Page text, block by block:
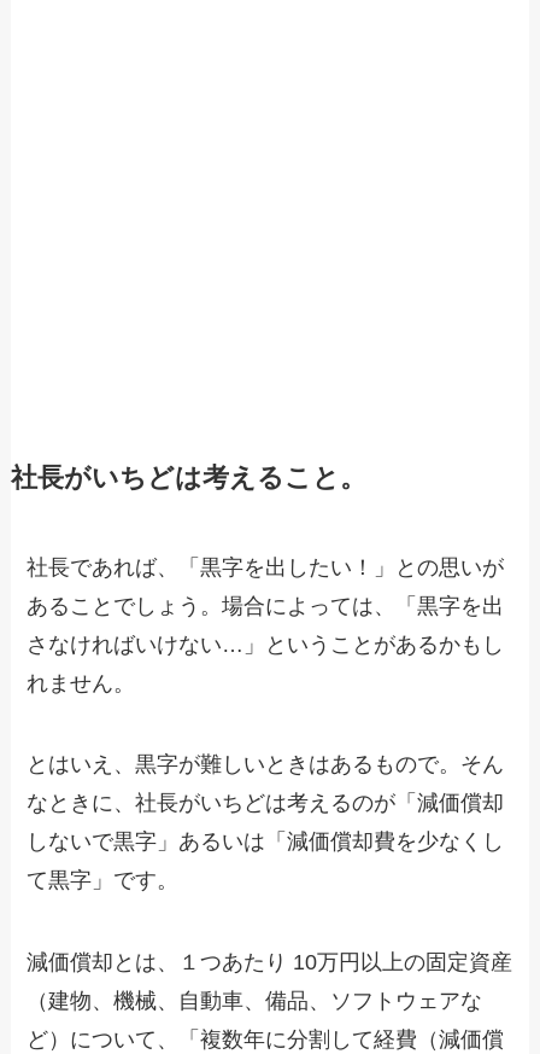
社長がいちどは考えること。
社長であれば、「黒字を出したい！」との思いが
あることでしょう。場合によっては、「黒字を出
さなければいけない…」ということがあるかもし
れません。
とはいえ、黒字が難しいときはあるもので。そん
なときに、社長がいちどは考えるのが「減価償却
しないで黒字」あるいは「減価償却費を少なくし
て黒字」です。
減価償却とは、１つあたり 10万円以上の固定資産
（建物、機械、自動車、備品、ソフトウェアな
ど）について、「複数年に分割して経費（減価償